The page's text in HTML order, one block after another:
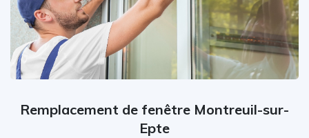
Remplacement de fenêtre Montreuil-sur-
Epte